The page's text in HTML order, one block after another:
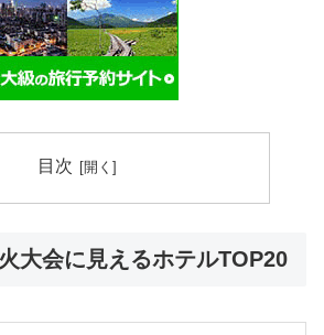
目次
大会に見えるホテルTOP20